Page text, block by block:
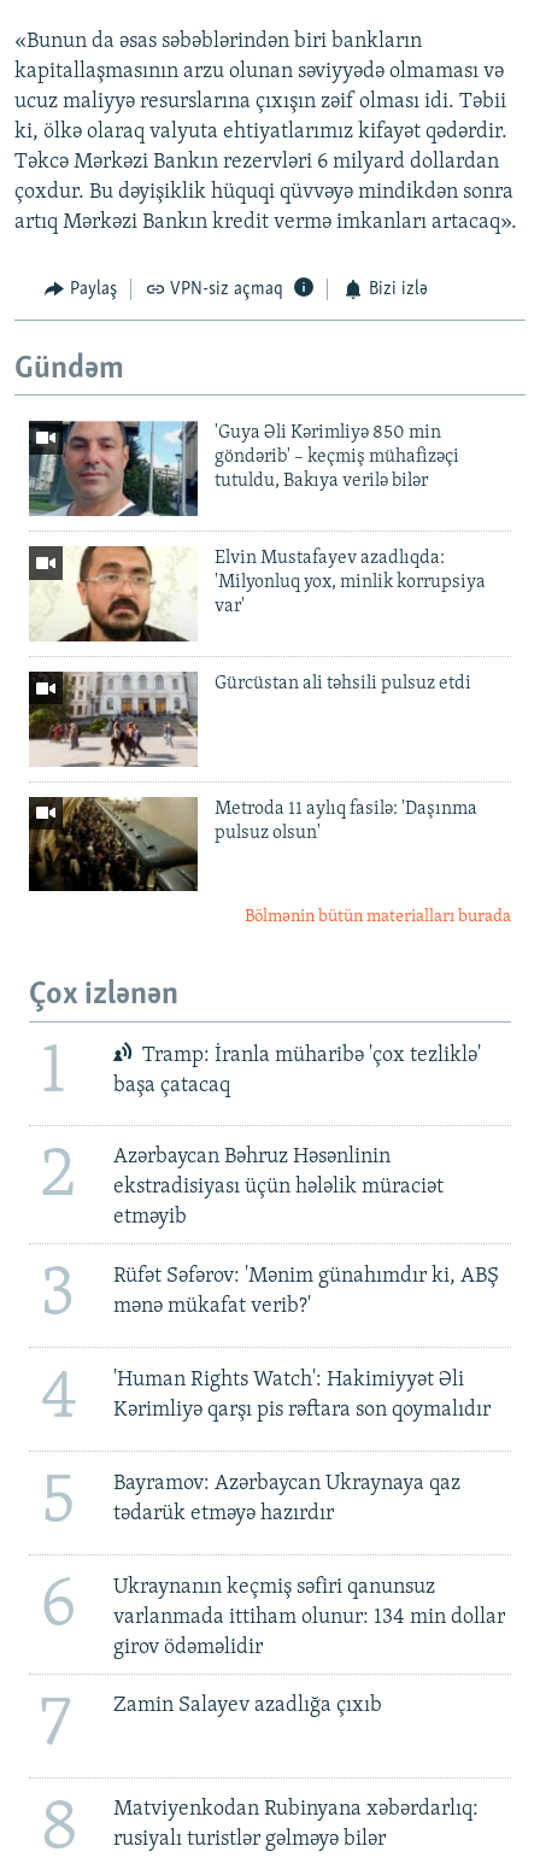
«Bunun da əsas səbəblərindən biri bankların
kapitallaşmasının arzu olunan səviyyədə olmaması və
ucuz maliyyə resurslarına çıxışın zəif olması idi. Təbii
ki, ölkə olaraq valyuta ehtiyatlarımız kifayət qədərdir.
Təkcə Mərkəzi Bankın rezervləri 6 milyard dollardan
çoxdur. Bu dəyişiklik hüquqi qüvvəyə mindikdən sonra
artıq Mərkəzi Bankın kredit vermə imkanları artacaq».
Paylaş VPN-siz açmaq Bizi izlə
Gündəm
'Guya Əli Kərimliyə 850 min
göndərib' – keçmiş mühafizəçi
tutuldu, Bakıya verilə bilər
Elvin Mustafayev azadlıqda:
'Milyonluq yox, minlik korrupsiya
var'
Gürcüstan ali təhsili pulsuz etdi
Metroda 11 aylıq fasilə: 'Daşınma
pulsuz olsun'
Bölmənin bütün materialları burada
Çox izlənən
1
Tramp: İranla müharibə 'çox tezliklə'
başa çatacaq
2
Azərbaycan Bəhruz Həsənlinin
ekstradisiyası üçün hələlik müraciət
etməyib
3
Rüfət Səfərov: 'Mənim günahımdır ki, ABŞ
mənə mükafat verib?'
4
'Human Rights Watch': Hakimiyyət Əli
Kərimliyə qarşı pis rəftara son qoymalıdır
5
Bayramov: Azərbaycan Ukraynaya qaz
tədarük etməyə hazırdır
6
Ukraynanın keçmiş səfiri qanunsuz
varlanmada ittiham olunur: 134 min dollar
girov ödəməlidir
7 Zamin Salayev azadlığa çıxıb
8
Matviyenkodan Rubinyana xəbərdarlıq:
rusiyalı turistlər gəlməyə bilər